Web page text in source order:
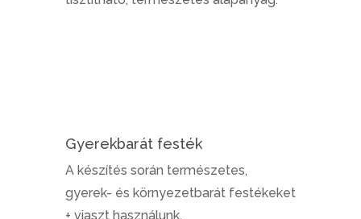
Gyerekbarát festék
A készítés során természetes,
gyerek- és környezetbarát festékeket
+ viaszt használunk.